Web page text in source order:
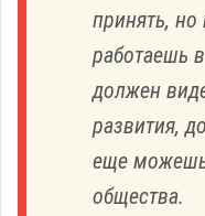
принять, но
работаешь
должен
развития,
еще можешь
общества.